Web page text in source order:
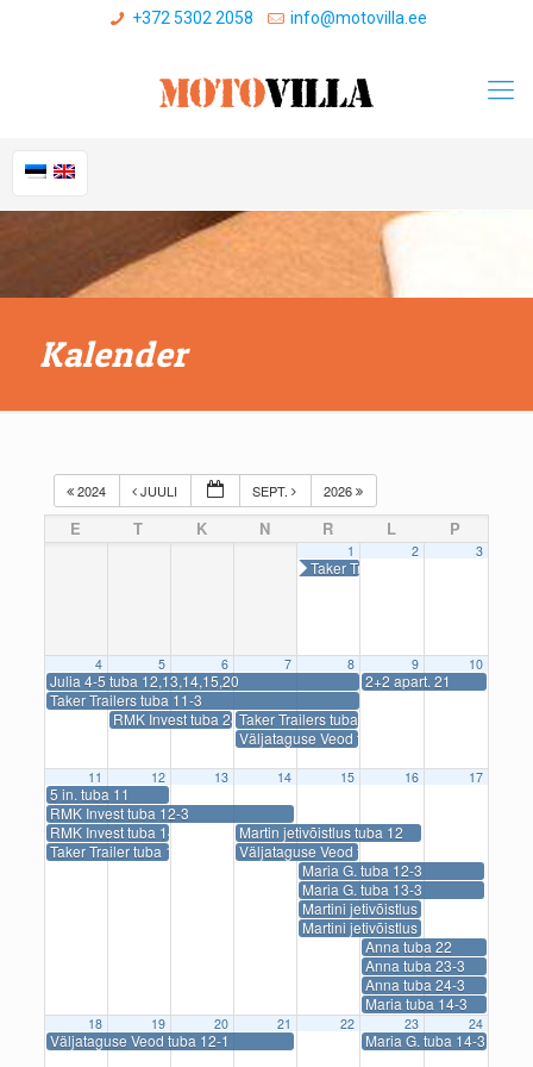
+372 5302 2058 info@motovilla.ee
Kalender
2024 JUULI SEPT. 2026
E T K N R L P
1
Taker Trailers tuba 12
2 3
4
Julia 4-5 tuba 12,13,14,15,20
Taker Trailers tuba 11-3
5
RMK Invest tuba 24-3
6 7
Taker Trailers tuba 24-2
Väljataguse Veod tuba 25-1
8 9
2+2 apart. 21
10
11
5 in. tuba 11
RMK Invest tuba 12-3
RMK Invest tuba 14-2
Taker Trailer tuba 13-2
12 13 14
Martin jetivõistlus tuba 12
Väljataguse Veod tuba 12-1
15
Maria G. tuba 12-3
Maria G. tuba 13-3
Martini jetivõistlus tuba 24-2
Martini jetivõistlus tuba 26-2
16
Anna tuba 22
Anna tuba 23-3
Anna tuba 24-3
Maria tuba 14-3
17
18
Väljataguse Veod tuba 12-1
19 20 21 22 23
Maria G. tuba 14-3
24